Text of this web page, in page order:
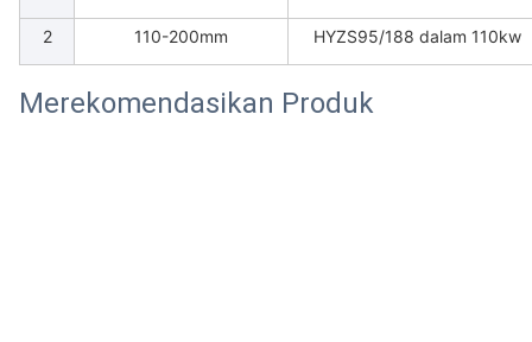
2 110-200mm HYZS95/188 dalam 110kw
Merekomendasikan Produk